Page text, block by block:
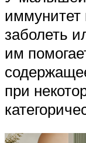
иммунитет
заболеть
им
при